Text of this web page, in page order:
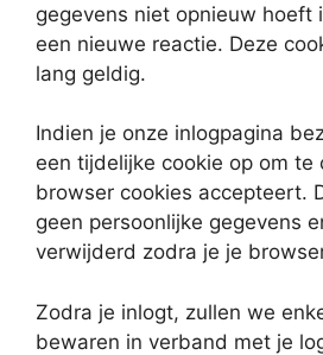
gegevens niet opnieuw hoeft
een nieuwe reactie. Deze
lang geldig.
Indien je onze inlogpagina
een tijdelijke cookie op om te
browser cookies accepteert.
geen persoonlijke gegevens
verwijderd zodra je je
Zodra je inlogt, zullen we
bewaren in verband met je